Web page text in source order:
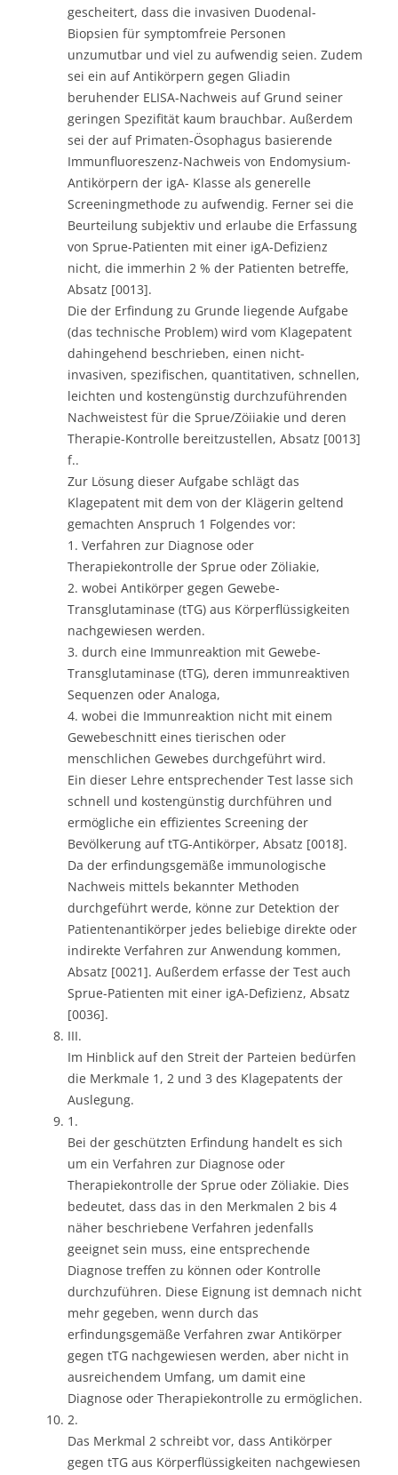
gescheitert, dass die invasiven Duodenal-
Biopsien für symptomfreie Personen
unzumutbar und viel zu aufwendig seien. Zudem
sei ein auf Antikörpern gegen Gliadin
beruhender ELISA-Nachweis auf Grund seiner
geringen Spezifität kaum brauchbar. Außerdem
sei der auf Primaten-Ösophagus basierende
Immunfluoreszenz-Nachweis von Endomysium-
Antikörpern der igA- Klasse als generelle
Screeningmethode zu aufwendig. Ferner sei die
Beurteilung subjektiv und erlaube die Erfassung
von Sprue-Patienten mit einer igA-Defizienz
nicht, die immerhin 2 % der Patienten betreffe,
Absatz [0013].
Die der Erfindung zu Grunde liegende Aufgabe
(das technische Problem) wird vom Klagepatent
dahingehend beschrieben, einen nicht-
invasiven, spezifischen, quantitativen, schnellen,
leichten und kostengünstig durchzuführenden
Nachweistest für die Sprue/Zöiiakie und deren
Therapie-Kontrolle bereitzustellen, Absatz [0013]
f..
Zur Lösung dieser Aufgabe schlägt das
Klagepatent mit dem von der Klägerin geltend
gemachten Anspruch 1 Folgendes vor:
1. Verfahren zur Diagnose oder
Therapiekontrolle der Sprue oder Zöliakie,
2. wobei Antikörper gegen Gewebe-
Transglutaminase (tTG) aus Körperflüssigkeiten
nachgewiesen werden.
3. durch eine Immunreaktion mit Gewebe-
Transglutaminase (tTG), deren immunreaktiven
Sequenzen oder Analoga,
4. wobei die Immunreaktion nicht mit einem
Gewebeschnitt eines tierischen oder
menschlichen Gewebes durchgeführt wird.
Ein dieser Lehre entsprechender Test lasse sich
schnell und kostengünstig durchführen und
ermögliche ein effizientes Screening der
Bevölkerung auf tTG-Antikörper, Absatz [0018].
Da der erfindungsgemäße immunologische
Nachweis mittels bekannter Methoden
durchgeführt werde, könne zur Detektion der
Patientenantikörper jedes beliebige direkte oder
indirekte Verfahren zur Anwendung kommen,
Absatz [0021]. Außerdem erfasse der Test auch
Sprue-Patienten mit einer igA-Defizienz, Absatz
[0036].
III.
Im Hinblick auf den Streit der Parteien bedürfen
die Merkmale 1, 2 und 3 des Klagepatents der
Auslegung.
1.
Bei der geschützten Erfindung handelt es sich
um ein Verfahren zur Diagnose oder
Therapiekontrolle der Sprue oder Zöliakie. Dies
bedeutet, dass das in den Merkmalen 2 bis 4
näher beschriebene Verfahren jedenfalls
geeignet sein muss, eine entsprechende
Diagnose treffen zu können oder Kontrolle
durchzuführen. Diese Eignung ist demnach nicht
mehr gegeben, wenn durch das
erfindungsgemäße Verfahren zwar Antikörper
gegen tTG nachgewiesen werden, aber nicht in
ausreichendem Umfang, um damit eine
Diagnose oder Therapiekontrolle zu ermöglichen.
2.
Das Merkmal 2 schreibt vor, dass Antikörper
gegen tTG aus Körperflüssigkeiten nachgewiesen